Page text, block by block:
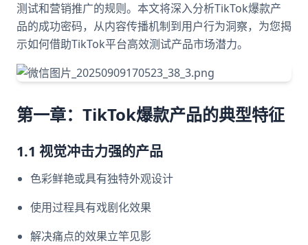
测试和营销推广的规则。本文将深入分析TikTok爆款产
品的成功密码，从内容传播机制到用户行为洞察，为您揭
示如何借助TikTok平台高效测试产品市场潜力。
第一章：TikTok爆款产品的典型特征
1.1 视觉冲击力强的产品
色彩鲜艳或具有独特外观设计
使用过程具有戏剧化效果
解决痛点的效果立竿见影